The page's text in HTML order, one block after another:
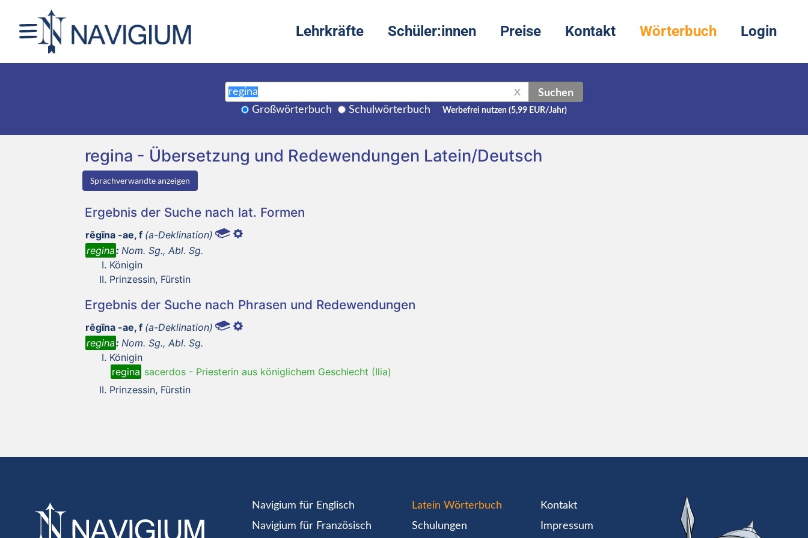
Lehrkräfte Schüler:innen Preise Kontakt Wörterbuch Login
X Suchen
Großwörterbuch Schulwörterbuch Werbefrei nutzen (5,99 EUR/Jahr)
regina - Übersetzung und Redewendungen Latein/Deutsch
Sprachverwandte anzeigen
Ergebnis der Suche nach lat. Formen
rēgīna -ae, f (a-Deklination)
regina: Nom. Sg., Abl. Sg.
Königin
Prinzessin, Fürstin
Ergebnis der Suche nach Phrasen und Redewendungen
rēgīna -ae, f (a-Deklination)
regina: Nom. Sg., Abl. Sg.
Königin
regina sacerdos - Priesterin aus königlichem Geschlecht (Ilia)
Prinzessin, Fürstin
Navigium für Englisch
Navigium für Französisch
Latein Wörterbuch
Schulungen
Kontakt
Impressum